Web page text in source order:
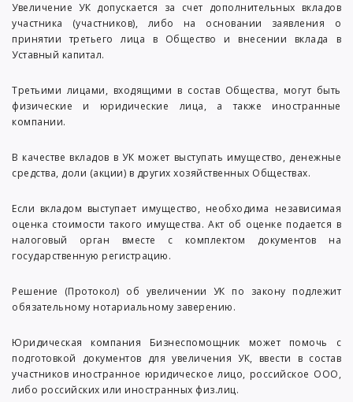
Увеличение УК допускается за счет дополнительных вкладов
участника (участников), либо на основании заявления о
принятии третьего лица в Общество и внесении вклада в
Уставный капитал.
Третьими лицами, входящими в состав Общества, могут быть
физические и юридические лица, а также иностранные
компании.
В качестве вкладов в УК может выступать имущество, денежные
средства, доли (акции) в других хозяйственных Обществах.
Если вкладом выступает имущество, необходима независимая
оценка стоимости такого имущества. Акт об оценке подается в
налоговый орган вместе с комплектом документов на
государственную регистрацию.
Решение (Протокол) об увеличении УК по закону подлежит
обязательному нотариальному заверению.
Юридическая компания Бизнеспомощник может помочь с
подготовкой документов для увеличения УК, ввести в состав
участников иностранное юридическое лицо, российское ООО,
либо российских или иностранных физ.лиц.